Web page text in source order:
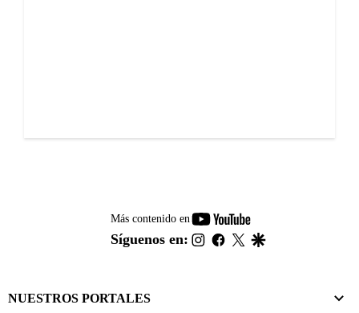
Más contenido en
youtube-
footer
Síguenos en: instagram
facebook
twitter
NUESTROS PORTALES